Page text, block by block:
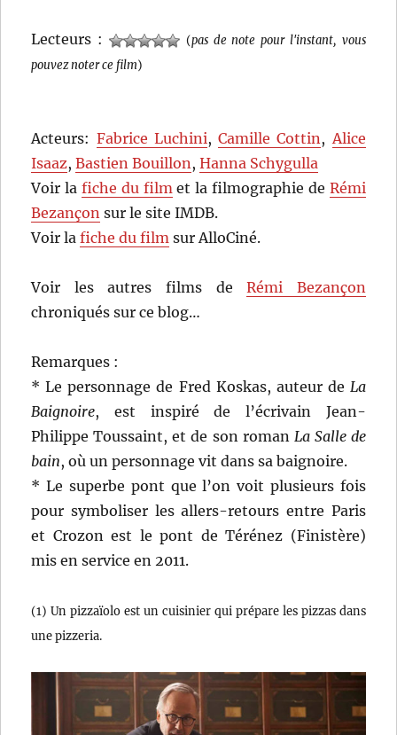
Lecteurs : (pas de note pour l'instant, vous
pouvez noter ce film)
Acteurs: Fabrice Luchini,Camille Cottin,Alice
Isaaz,Bastien Bouillon,Hanna Schygulla
Voir la fiche du filmet la filmographie de Rémi
Bezançon sur le site IMDB.
Voir lafiche du film sur AlloCiné.
Voir les autres films deRémi Bezançon
chroniqués sur ce blog…
Remarques :
* Le personnage de Fred Koskas, auteur de La
Baignoire, est inspiré de l’écrivain Jean-
Philippe Toussaint, et de son roman La Salle de
bain, où un personnage vit dans sa baignoire.
* Le superbe pont que l’on voit plusieurs fois
pour symboliser les allers-retours entre Paris
et Crozon est le pont de Térénez (Finistère)
mis en service en 2011.
(1) Un pizzaïolo est un cuisinier qui prépare les pizzas dans
une pizzeria.